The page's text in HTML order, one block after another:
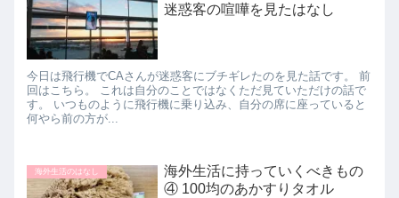
迷惑客の喧嘩を見たはなし
今日は飛行機でCAさんが迷惑客にブチギレたのを見た話です。 前
回はこちら。 これは自分のことではなくただ見ていただけの話で
す。 いつものように飛行機に乗り込み、自分の席に座っていると
何やら前の方が...
海外生活のはなし
海外生活に持っていくべきもの
④ 100均のあかすりタオル